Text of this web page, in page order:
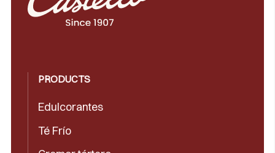
PRODUCTS
Edulcorantes
Té Frío